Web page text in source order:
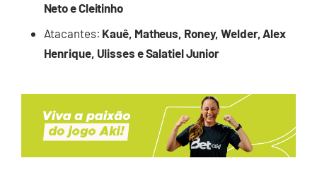
Neto e Cleitinho
Atacantes: Kauê, Matheus, Roney, Welder, Alex
Henrique, Ulisses e Salatiel Junior